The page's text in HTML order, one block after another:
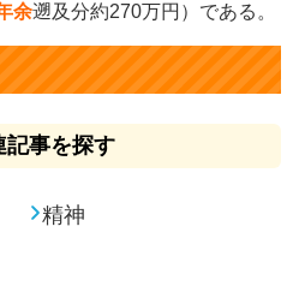
余遡及分約270万円）である。
記事を探す
精神